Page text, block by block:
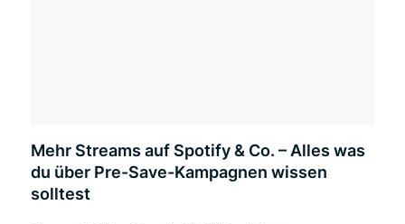
Mehr Streams auf Spotify & Co. – Alles was
du über Pre-Save-Kampagnen wissen
solltest